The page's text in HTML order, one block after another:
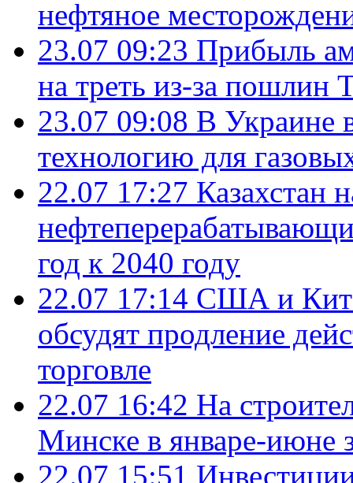
нефтяное
23.07 09:23 Прибыль
на треть из-за пошлин
23.07 09:08 В Украине
технологию для
22.07 17:27 Казахстан
год к 2040 году
22.07 17:14 США и
обсудят продление
торговле
22.07 16:42 На
Минске в январе-июне
22.07 15:51